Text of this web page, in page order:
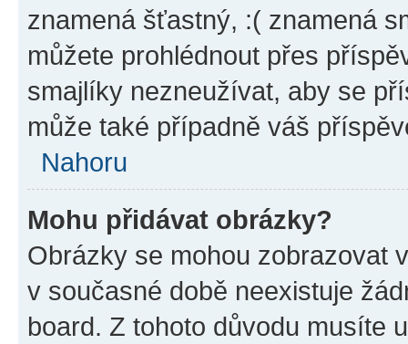
znamená šťastný, :( znamená
můžete prohlédnout přes
smajlíky nezneužívat, aby se
může také případně váš
Nahoru
Mohu přidávat obrázky?
Obrázky se mohou zobrazovat
v současné době neexistuje
board. Z tohoto důvodu musíte